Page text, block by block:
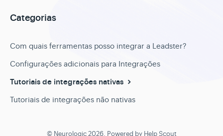
Categorias
Com quais ferramentas posso integrar a Leadster?
Configurações adicionais para Integrações
Tutoriais de integrações nativas
Tutoriais de integrações não nativas
© Neurologic2026. Powered by Help Scout